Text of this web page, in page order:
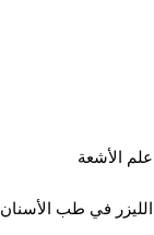
علم الأشعة
الليزر في طب الأسنان